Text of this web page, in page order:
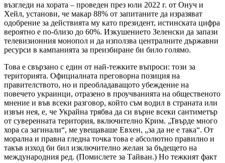
възгледи на хората – проведен през юли 2022 г. от Онуч и
Хейл, установи, че макар 88% от запитаните да изразяват
одобрение за действията му като президент, истинската цифра
вероятно е по-близо до 60%. Изкушението Зеленски да запази
телевизионния монопол и да използва централните държавни
ресурси в кампанията за преизбиране би било голямо.
Това е свързано с един от най-тежките въпроси: този за
територията. Официалната преговорна позиция на
правителството, но и преобладаващото убеждение на
повечето украинци, отразено в проучванията на общественото
мнение и във всеки разговор, който съм водил в страната или
извън нея, е, че Украйна трябва да си върне всеки сантиметър
от суверенната територия, включително Крим. „Твърде много
хора са загинали“, ме увещаваше Евхен, „за да не е така“. От
морална и правна гледна точка това е абсолютно правилно и
такъв изход би бил изключително желан за бъдещето на
международния ред. (Помислете за Тайван.) Но тежкият факт